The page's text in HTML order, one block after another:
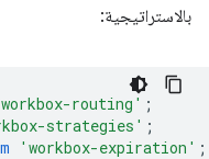
بالاستراتيجية:
routing' ;
strategies' ;
'workbox-expiration' ;